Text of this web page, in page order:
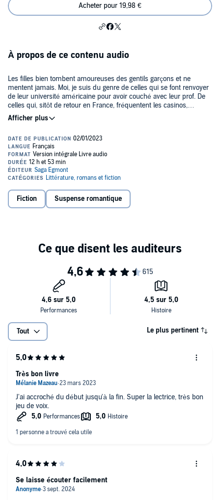
Acheter pour 19,98 €
À propos de ce contenu audio
Les filles bien tombent amoureuses des gentils garçons et ne
mentent jamais. Moi, je suis du genre de celles qui se font renvoyer
de leur université américaine pour avoir couché avec leur prof. De
celles qui, sitôt de retour en France, fréquentent les casinos,
espérant y trouver la chance... Seulement voilà, la seule chose que
j'ai gagnée, c'est d'être l'otage d'un braquage à main armée.
braqueurs. Moi, si. Quatre. C'est comme ça que je l'appelle. Je ne
connais ni son nom ni son visage. Et quand il réapparaît dans ma
vie pour me proposer un jeu de séduction, malsain mais si excitant,
je devrais lui dire non. Le repousser. Prévenir la police... Je ne le fais
pas.
Je sais que je vais trop loin. Il sait qu'il me met en danger. Mais notre
Amoureuse des livres depuis l'enfance, j'ai franchi le pas de faire
©2023 SAGA Egmont (P)2023 SAGA Egmont
Fiction Suspense romantique
Tout Le plus pertinent
J'ai accroché du début jusqu'à la fin. Super la lectrice, très bon
jeu de voix.
Très bon livre
Se laisse écouter facilement